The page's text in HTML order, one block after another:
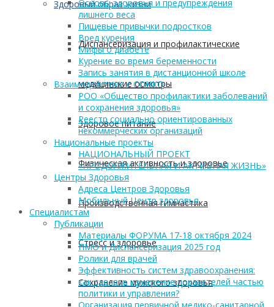
Здоровый образ жизни
Диспансеризация и профилактические
медицинские осмотры
Здоровое питание
Физическая активность и здоровье
Производственная гимнастика
Стресс и здоровье
Сохранение мужского здоровья
Основы здоровья и предупреждения
лишнего веса
Пищевые привычки подростков
Вред курения
Мифы о диабете
Курение во время беременности
Запись занятия в дистанционной школе
Взаимодействие с СОНКО
РОО «Общество профилактики заболеваний
и сохранения здоровья»
Реестр социально ориентированных
некоммерческих организаций
Национальные проекты
НАЦИОНАЛЬНЫЙ ПРОЕКТ
«ПРОДОЛЖИТЕЛЬНАЯ И АКТИВНАЯ ЖИЗНЬ»
Центры Здоровья
Адреса Центров Здоровья
Мобильный Центр здоровья
Cпециалистам
Публикации
Материалы ФОРУМА 17-18 октября 2024
ПМО и Диспансеризация 2025 год
Ролики для врачей
Эффективность систем здравоохранения:
как сделать измерение показателей частью
политики и управления?